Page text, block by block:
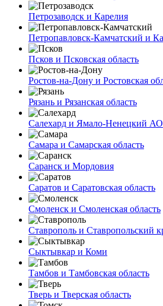
Петрозаводск и Карелия
Петропавловск-Камчатский и
Псков и Псковская область
Ростов-на-Дону и Ростовская
Рязань и Рязанская область
Салехард и Ямало-Ненецкий АО
Самара и Самарская область
Саранск и Мордовия
Саратов и Саратовская область
Смоленск и Смоленская область
Ставрополь и Ставропольский
Сыктывкар и Коми
Тамбов и Тамбовская область
Тверь и Тверская область